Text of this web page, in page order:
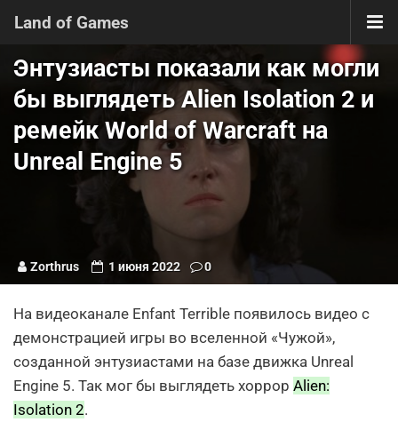
Land of Games
Энтузиасты показали как могли
бы выглядеть Alien Isolation 2 и
ремейк World of Warcraft на
Unreal Engine 5
Zorthrus 1 июня 2022 0
На видеоканале Enfant Terrible появилось видео с
демонстрацией игры во вселенной «Чужой»,
созданной энтузиастами на базе движка Unreal
Engine 5. Так мог бы выглядеть хоррор Alien:
Isolation 2.